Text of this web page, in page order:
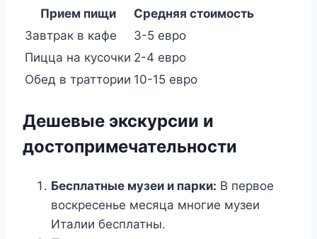
Прием пищи
Средняя стоимость
Завтрак в кафе
3-5 евро
Пицца на кусочки 2-4 евро
Обед в траттории 10-15 евро
Дешевые экскурсии и
достопримечательности
Бесплатные музеи и парки: В первое
воскресенье месяца многие музеи
Италии бесплатны.